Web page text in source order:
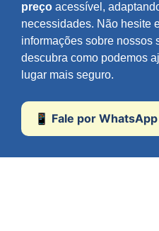
preço acessível,
necessidades. Não hesite
informações sobre nossos
descubra como podemos
lugar mais seguro.
📱 Fale por WhatsApp